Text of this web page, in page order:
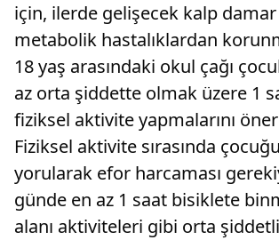
için, ilerde gelişecek kalp
metabolik hastalıklardan
18 yaş arasındaki okul çağı
az orta şiddette olmak üzere 1
fiziksel aktivite yapmalarını
Fiziksel aktivite sırasında
yorularak efor harcaması
günde en az 1 saat bisiklete
alanı aktiviteleri gibi orta